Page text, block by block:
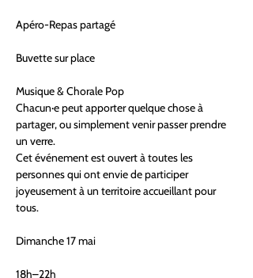
Apéro-Repas partagé
Buvette sur place
Musique & Chorale Pop
Chacun·e peut apporter quelque chose à
partager, ou simplement venir passer prendre
un verre.
Cet événement est ouvert à toutes les
personnes qui ont envie de participer
joyeusement à un territoire accueillant pour
tous.
Dimanche 17 mai
18h–22h